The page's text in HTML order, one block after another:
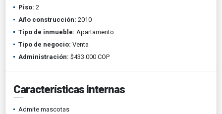
Piso: 2
Año construcción: 2010
Tipo de inmueble: Apartamento
Tipo de negocio: Venta
Administración: $433.000 COP
Características internas
Admite mascotas